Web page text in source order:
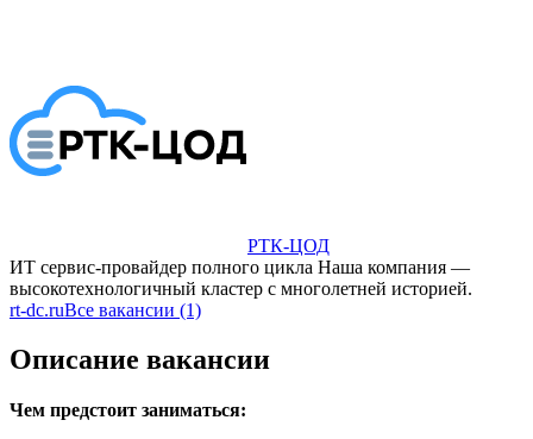
РТК-ЦОД
ИТ сервис-провайдер полного цикла Наша компания —
высокотехнологичный кластер с многолетней историей.
rt-dc.ruВсе вакансии (1)
Описание вакансии
Чем предстоит заниматься: